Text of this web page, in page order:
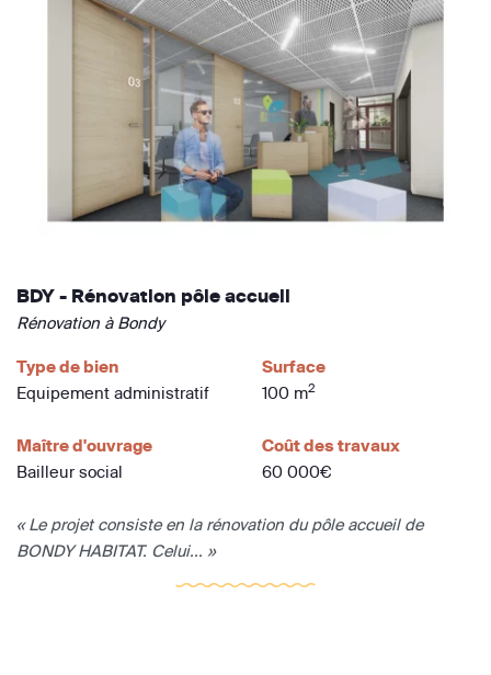
BDY - Rénovation pôle accueil
Rénovation à Bondy
Type de bien
Equipement administratif
Surface
100 m2
Maître d'ouvrage
Bailleur social
Coût des travaux
60 000€
« Le projet consiste en la rénovation du pôle accueil de
BONDY HABITAT. Celui... »